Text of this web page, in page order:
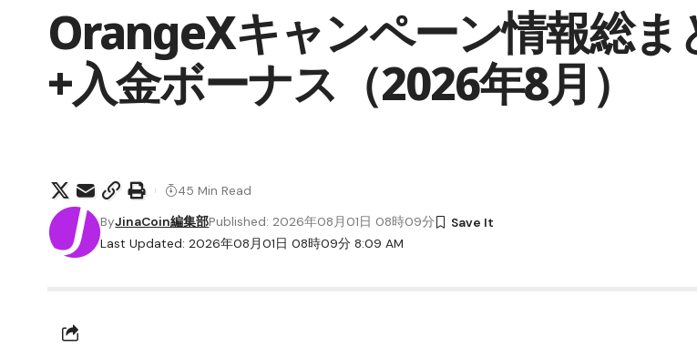
OrangeXキャンペーン情報総ま
+入金ボーナス（2026年8月）
Last Updated: 2026年08月01日 08時09分 8:09 AM
ByJinaCoin編集部Published: 2026年08月01日 08時09分
45 Min Read